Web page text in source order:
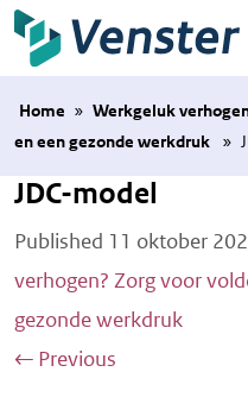
Naar hoofdinhoud
Home » Werkgeluk
en een gezonde werkdruk
»
JDC-model
Published 11 oktober
verhogen? Zorg voor
gezonde werkdruk
← Previous